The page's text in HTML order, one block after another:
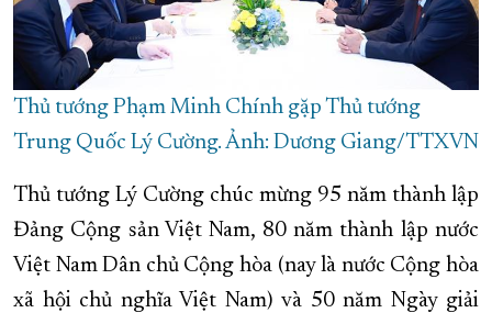
Thủ tướng Phạm Minh Chính gặp Thủ tướng
Trung Quốc Lý Cường. Ảnh: Dương Giang/TTXVN
Thủ tướng Lý Cường chúc mừng 95 năm thành lập
Đảng Cộng sản Việt Nam, 80 năm thành lập nước
Việt Nam Dân chủ Cộng hòa (nay là nước Cộng hòa
xã hội chủ nghĩa Việt Nam) và 50 năm Ngày giải